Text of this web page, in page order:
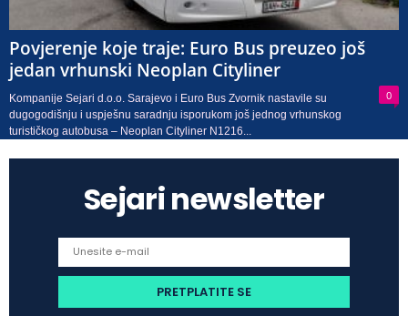
Povjerenje koje traje: Euro Bus preuzeo još
jedan vrhunski Neoplan Cityliner
0
Kompanije Sejari d.o.o. Sarajevo i Euro Bus Zvornik nastavile su
dugogodišnju i uspješnu saradnju isporukom još jednog vrhunskog
turističkog autobusa – Neoplan Cityliner N1216...
Sejari newsletter